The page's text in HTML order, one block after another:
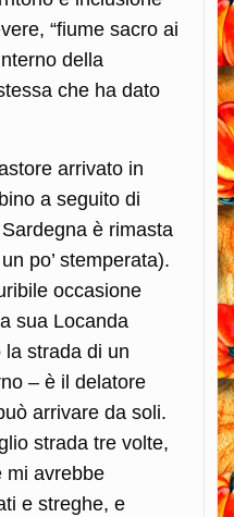
“fiume sacro ai
della
che ha dato
arrivato in
a seguito di
è rimasta
po’ stemperata).
occasione
sua Locanda
strada di un
– è il delatore
arrivare da soli.
strada tre volte,
mi avrebbe
e streghe, e